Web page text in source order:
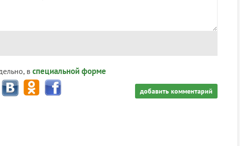
в специальной форме
добавить комментарий